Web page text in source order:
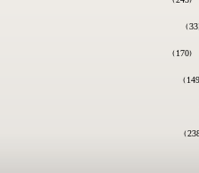
(170)